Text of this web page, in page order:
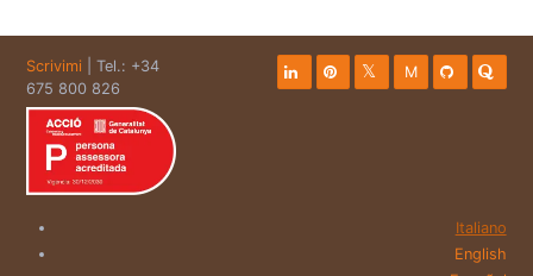
Scrivimi | Tel.: +34
675 800 826
M
Italiano
English